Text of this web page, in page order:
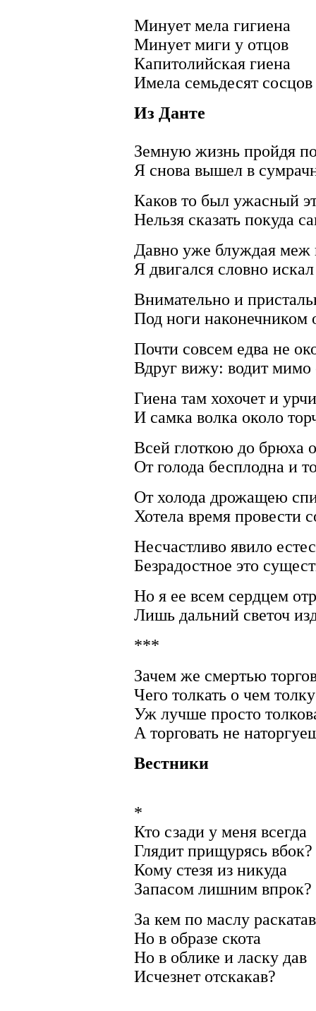
Минует мела гигиена
Минует миги у отцов
Капитолийская гиена
Имела семьдесят сосцов
Из Данте
Земную жизнь пройдя
Я снова вышел в
Каков то был ужасный
Нельзя сказать покуда
Давно уже блуждая меж
Я двигался словно
Внимательно и
Под ноги наконечником
Почти совсем едва не
Вдруг вижу: водит мимо
Гиена там хохочет и
И самка волка около
Всей глоткою до брюха
От голода бесплодна и
От холода дрожащею
Хотела время провести
Несчастливо явило
Безрадостное это
Но я ее всем сердцем
Лишь дальний светоч
***
Зачем же смертью
Чего толкать о чем
Уж лучше просто
А торговать не
Вестники
*
Кто сзади у меня всегда
Глядит прищурясь вбок?
Кому стезя из никуда
Запасом лишним впрок?
За кем по маслу раскатав
Но в образе скота
Но в облике и ласку дав
Исчезнет отскакав?